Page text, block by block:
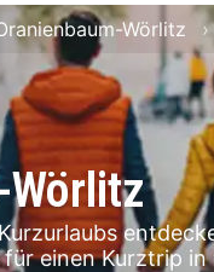
Wörlitz
einen Kurztrip in
Wörlitz